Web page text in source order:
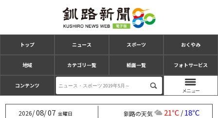
トップ ニュース スポーツ おくやみ
地域 カテゴリ一覧 紙面一覧 フォトサービス
コンテンツ
2026/08/07 金曜日 釧路の天気 21℃/18℃